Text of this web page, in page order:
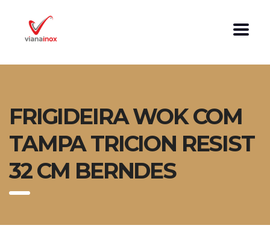
FRIGIDEIRA WOK COM
TAMPA TRICION RESIST
32 CM BERNDES